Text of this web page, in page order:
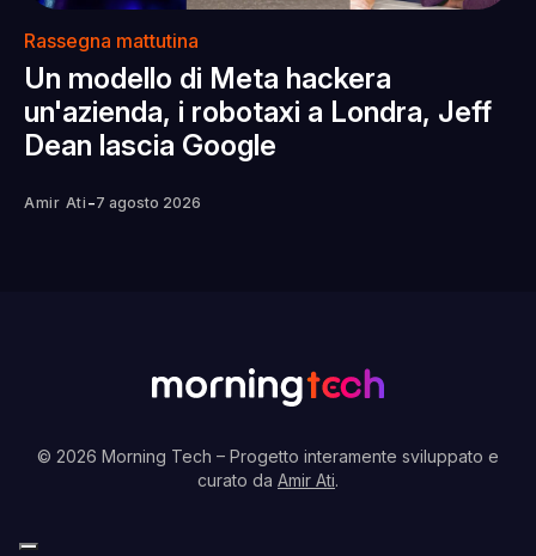
Rassegna mattutina
Un modello di Meta hackera
un'azienda, i robotaxi a Londra, Jeff
Dean lascia Google
Amir Ati -7 agosto 2026
© 2026 Morning Tech – Progetto interamente sviluppato e
curato da Amir Ati.